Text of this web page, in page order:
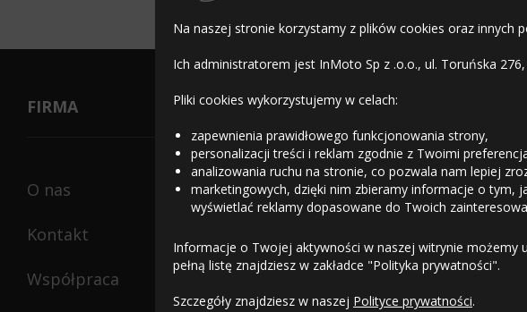
Na naszej stronie korzystamy z plików cookies oraz innych
Ich administratorem jest InMoto Sp z .o.o., ul. Toruńska
Pliki cookies wykorzystujemy w celach:
zapewnienia prawidłowego funkcjonowania strony,
personalizacji treści i reklam zgodnie z Twoimi
analizowania ruchu na stronie, co pozwala nam lepiej
marketingowych, dzięki nim zbieramy informacje o tym,
wyświetlać reklamy dopasowane do Twoich
Informacje o Twojej aktywności w naszej witrynie możemy
pełną listę znajdziesz w zakładce "Polityka prywatności".
Szczegóły znajdziesz w naszej Polityce prywatności.
FIRMA
O nas
Kontakt
Współpraca